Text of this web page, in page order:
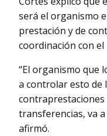
será el organismo
prestación y de
coordinación con
“El organismo que
a controlar esto de
contraprestaciones
transferencias, va a
afirmó.